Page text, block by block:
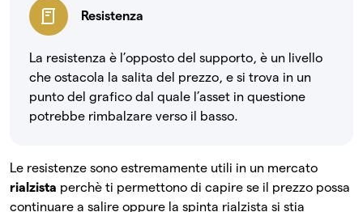
Resistenza
La resistenza è l’opposto del supporto, è un livello
che ostacola la salita del prezzo, e si trova in un
punto del grafico dal quale l’asset in questione
potrebbe rimbalzare verso il basso.
Le resistenze sono estremamente utili in un mercato
rialzista perchè ti permettono di capire se il prezzo possa
continuare a salire oppure la spinta rialzista si stia